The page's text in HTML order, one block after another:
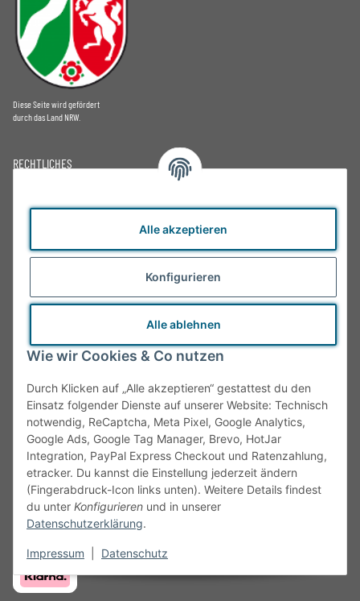
Alle akzeptieren
Konfigurieren
Alle ablehnen
Wie wir Cookies & Co nutzen
Durch Klicken auf „Alle akzeptieren“ gestattest du den
Einsatz folgender Dienste auf unserer Website: Technisch
notwendig, ReCaptcha, Meta Pixel, Google Analytics,
Google Ads, Google Tag Manager, Brevo, HotJar
Integration, PayPal Express Checkout und Ratenzahlung,
etracker. Du kannst die Einstellung jederzeit ändern
(Fingerabdruck-Icon links unten). Weitere Details findest
du unter Konfigurieren und in unserer
Datenschutzerklärung.
Impressum Datenschutz
Diese Seite wird gefördert
durch das Land NRW.
RECHTLICHES
Batteriegesetzhinweise
ONLINESHOP
Zahlungsmöglichkeiten